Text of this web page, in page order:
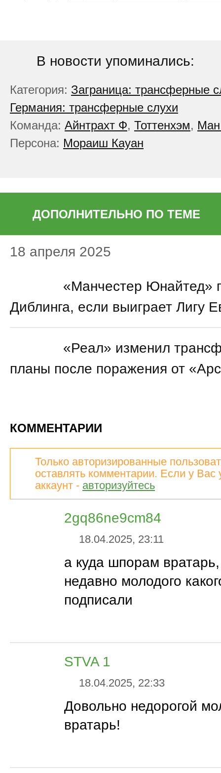
В новости упоминались:
Категория: Заграница: трансферные
Германия: трансферные слухи
Команда: Айнтрахт Ф, Тоттенхэм,
Персона: Мораиш Кауан
ДОПОЛНИТЕЛЬНО ПО ТЕМЕ
18 апреля 2025
«Манчестер Юнайтед»
Диблинга, если выиграет Лигу
«Реал» изменил
планы после поражения от
КОММЕНТАРИИ
Только авторизированные
оставлять комментарии. Если у Вас
аккаунт - авторизуйтесь
2gq86ne9cm84
18.04.2025, 23:11
а куда шпорам
недавно молодого
подписали
STVA 1
18.04.2025, 22:33
Довольно недорогой
вратарь!